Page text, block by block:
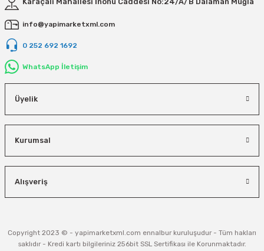
info@yapimarketxml.com
0 252 692 1692
WhatsApp İletişim
Üyelik
Kurumsal
Alışveriş
Copyright 2023 © - yapimarketxml.com ennalbur kuruluşudur - Tüm hakları
saklıdır - Kredi kartı bilgileriniz 256bit SSL Sertifikası ile Korunmaktadır.